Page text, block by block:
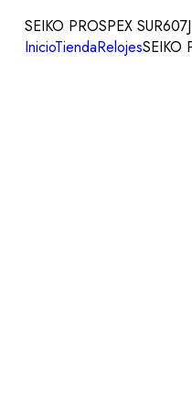
SEIKO PROSPEX
InicioTiendaRelojesSEIKO